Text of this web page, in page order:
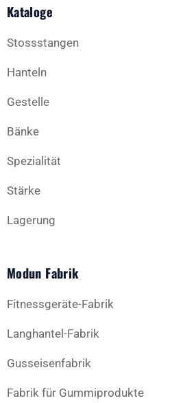
Kataloge
Stossstangen
Hanteln
Gestelle
Bänke
Spezialität
Stärke
Lagerung
Modun Fabrik
Fitnessgeräte-Fabrik
Langhantel-Fabrik
Gusseisenfabrik
Fabrik für Gummiprodukte